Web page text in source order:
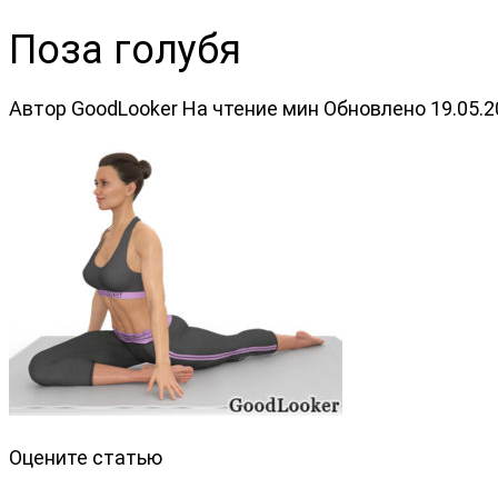
Поза голубя
Автор GoodLooker На чтение мин Обновлено
Оцените статью